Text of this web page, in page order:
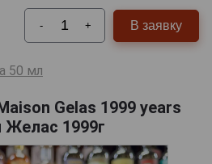
- + В заявку
50 мл
Gelas 1999 years
1999г